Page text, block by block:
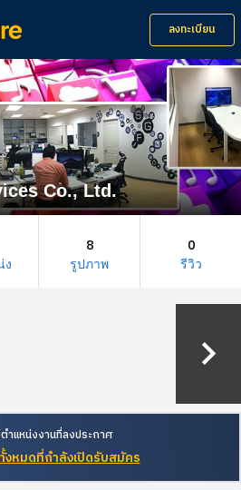
ลงทะเบียน
Co., Ltd.
ง
8
รูปภาพ
0
รีวิว
keyboard_arrow_right
ำแหน่งงานที่ลงประกาศ
หมดที่กำลังเปิดรับสมัคร